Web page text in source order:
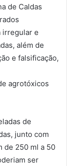
de Caldas
irregular e
além de
e falsificação,
agrotóxicos
de
junto com
de 250 ml a 50
ser